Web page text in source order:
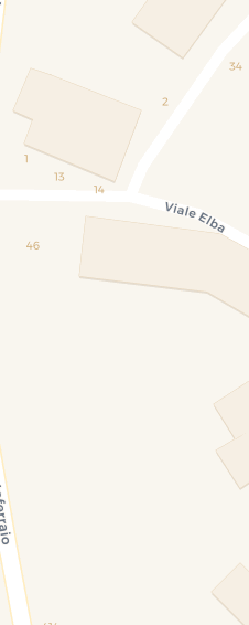
INBEGRIFFEN